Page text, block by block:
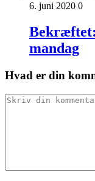
6. juni 2020 0
mandag
Hvad er din